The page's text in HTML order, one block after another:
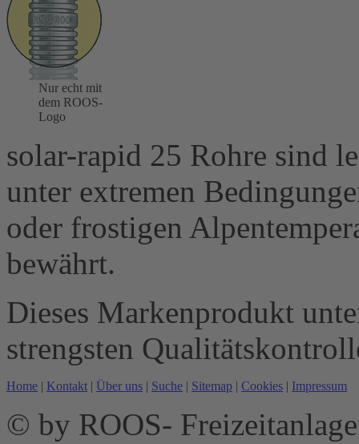
Nur echt mit
dem ROOS-
Logo
solar-rapid 25 Rohre sind
unter extremen
oder frostigen
bewährt.
Dieses Markenprodukt
strengsten
Home | Kontakt | Über uns | Suche | Sitemap | Cookies | Impressum
© by ROOS-